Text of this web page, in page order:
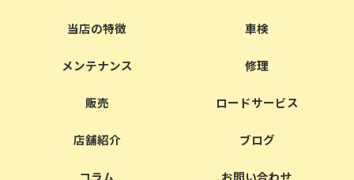
当店の特徴 車検
メンテナンス 修理
販売 ロードサービス
店舗紹介 ブログ
コラム お問い合わせ